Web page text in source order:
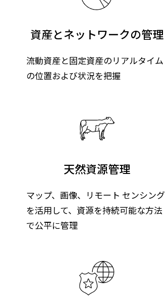
資産とネットワークの管理
流動資産と固定資産のリアルタイム
の位置および状況を把握
天然資源管理
マップ、画像、リモート センシング
を活用して、資源を持続可能な方法
で公平に管理